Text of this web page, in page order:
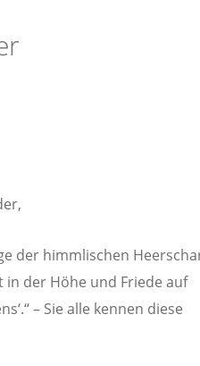
der himmlischen
in der Höhe und Friede auf
– Sie alle kennen diese